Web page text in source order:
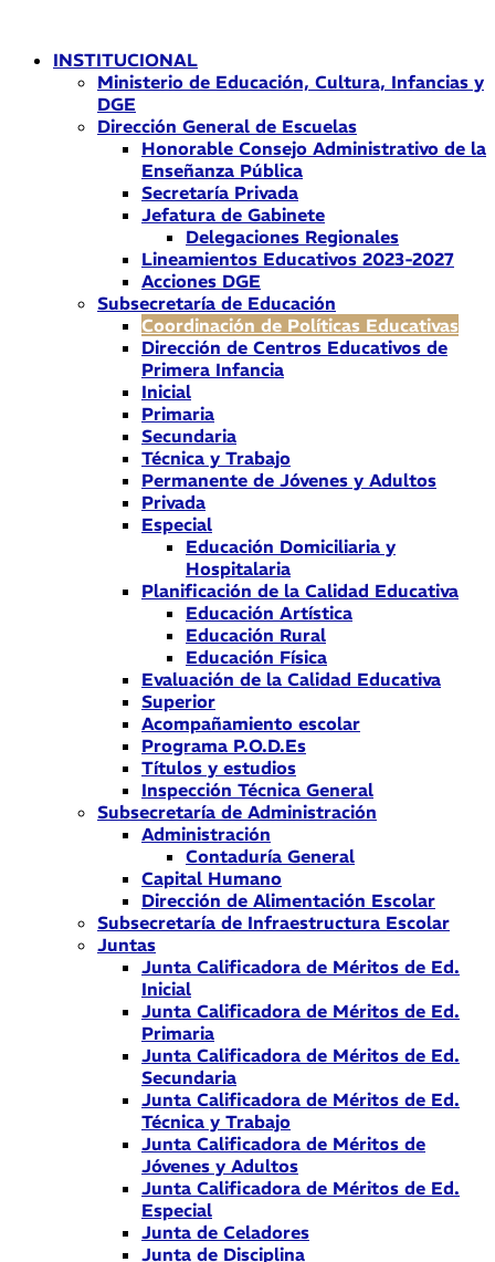
contenidoINSTITUCIONAL
Ministerio de Educación, Cultura, Infancias y
DGE
Dirección General de Escuelas
Honorable Consejo Administrativo de la
Enseñanza Pública
Secretaría Privada
Jefatura de Gabinete
Delegaciones Regionales
Lineamientos Educativos 2023-2027
Acciones DGE
Subsecretaría de Educación
Coordinación de Políticas Educativas
Dirección de Centros Educativos de
Primera Infancia
Inicial
Primaria
Secundaria
Técnica y Trabajo
Permanente de Jóvenes y Adultos
Privada
Especial
Educación Domiciliaria y
Hospitalaria
Planificación de la Calidad Educativa
Educación Artística
Educación Rural
Educación Física
Evaluación de la Calidad Educativa
Superior
Acompañamiento escolar
Programa P.O.D.Es
Títulos y estudios
Inspección Técnica General
Subsecretaría de Administración
Administración
Contaduría General
Capital Humano
Dirección de Alimentación Escolar
Subsecretaría de Infraestructura Escolar
Juntas
Junta Calificadora de Méritos de Ed.
Inicial
Junta Calificadora de Méritos de Ed.
Primaria
Junta Calificadora de Méritos de Ed.
Secundaria
Junta Calificadora de Méritos de Ed.
Técnica y Trabajo
Junta Calificadora de Méritos de
Jóvenes y Adultos
Junta Calificadora de Méritos de Ed.
Especial
Junta de Celadores
Junta de Disciplina